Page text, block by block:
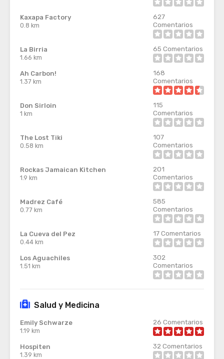
Kaxapa Factory
0.8 km
627
Comentarios
La Birria
1.66 km
65 Comentarios
Ah Carbon!
1.37 km
168
Comentarios
Don Sirloin
1 km
115
Comentarios
The Lost Tiki
0.58 km
107
Comentarios
Rockas Jamaican Kitchen
1.9 km
201
Comentarios
Madrez Café
0.77 km
585
Comentarios
La Cueva del Pez
0.44 km
17Comentarios
Los Aguachiles
1.51 km
302
Comentarios
Salud y Medicina
Emily Schwarze
1.19 km
26 Comentarios
Hospiten
1.39 km
32 Comentarios